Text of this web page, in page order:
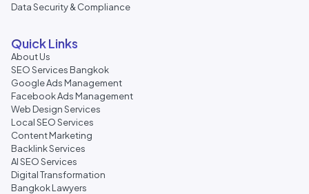
Data Security & Compliance
Quick Links
About Us
SEO Services Bangkok
Google Ads Management
Facebook Ads Management
Web Design Services
Local SEO Services
Content Marketing
Backlink Services
AI SEO Services
Digital Transformation
Bangkok Lawyers